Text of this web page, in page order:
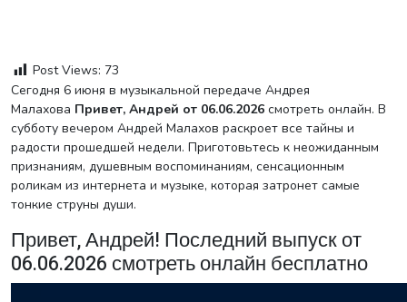
Post Views: 73
Сегодня 6 июня в музыкальной передаче Андрея
Малахова Привет, Андрей от 06.06.2026 смотреть онлайн. В
субботу вечером Андрей Малахов раскроет все тайны и
радости прошедшей недели. Приготовьтесь к неожиданным
признаниям, душевным воспоминаниям, сенсационным
роликам из интернета и музыке, которая затронет самые
тонкие струны души.
Привет, Андрей! Последний выпуск от
06.06.2026 смотреть онлайн бесплатно